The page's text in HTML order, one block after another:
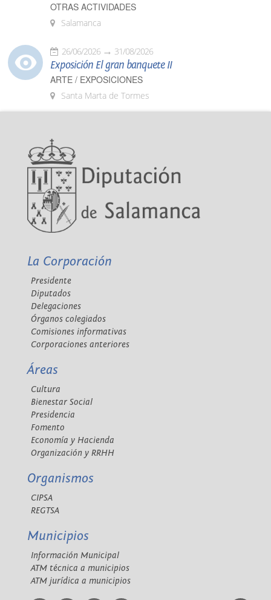
OTRAS ACTIVIDADES
Salamanca
26/06/2026 31/08/2026
Exposición El gran banquete II
ARTE / EXPOSICIONES
Santa Marta de Tormes
La Corporación
Presidente
Diputados
Delegaciones
Órganos colegiados
Comisiones informativas
Corporaciones anteriores
Áreas
Cultura
Bienestar Social
Presidencia
Fomento
Economía y Hacienda
Organización y RRHH
Organismos
CIPSA
REGTSA
Municipios
Información Municipal
ATM técnica a municipios
ATM jurídica a municipios